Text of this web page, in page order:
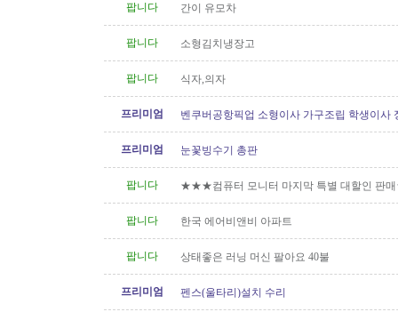
팝니다 간이 유모차
팝니다 소형김치냉장고
팝니다 식자,의자
프리미엄
벤쿠버공항픽업 소형이사 가구조립 학생이사
프리미엄
눈꽃빙수기 총판
팝니다 ★★★컴퓨터 모니터 마지막 특별 대할인
팝니다 한국 에어비앤비 아파트
팝니다 상태좋은 러닝 머신 팔아요 40불
프리미엄 펜스(울타리)설치 수리